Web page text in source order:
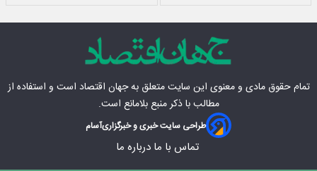
تمام حقوق مادی‌ و معنوی این سایت متعلق بهجهان اقتصاد است و استفاده از
مطالب با ذکر منبع بلامانع است.
طراحی سایت خبری و خبرگزاریآسام
تماس با ما درباره ما